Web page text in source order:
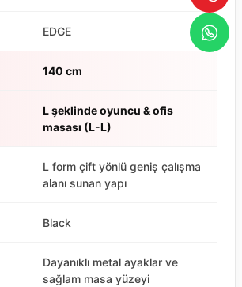
EDGE
140 cm
L şeklinde oyuncu & ofis
masası (L-L)
L form çift yönlü geniş çalışma
alanı sunan yapı
Black
Dayanıklı metal ayaklar ve
sağlam masa yüzeyi